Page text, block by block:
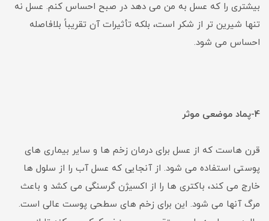
بیشتری را که عسل به من می دهد در صبح احساس کنم. عسل نه
تنها شیرین تر از شکر است، بلکه تأثیرات آن تقریباً بلافاصله
احساس می شود.
4-پماد موضعی موثر
قرن هاست که از عسل برای درمان زخم ها و سایر بیماری های
پوستی استفاده می شود. از آنجایی که عسل آب را از سلول ها
خارج می کند، باکتری ها را از اکسیژن گرسنگی می کشد و باعث
مرگ آنها می شود. این برای زخم های سطحی پوست عالی است.